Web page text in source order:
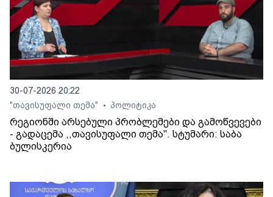
30-07-2026 20:22
"თავისუფალი თემა"
• პოლიტიკა
რეგიონში არსებული პრობლემები და გამოწვევები
- გადაცემა ,,თავისუფალი თემა". სტუმარი: საბა
ბულისკერია